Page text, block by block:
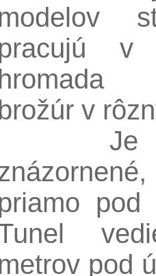
v
v
Je tu
pod
pod